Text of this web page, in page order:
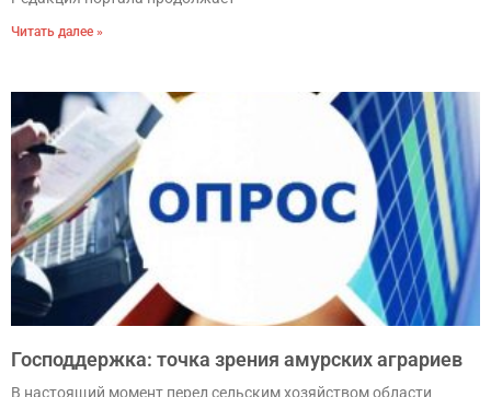
Читать далее »
Господдержка: точка зрения амурских аграриев
В настоящий момент перед сельским хозяйством области